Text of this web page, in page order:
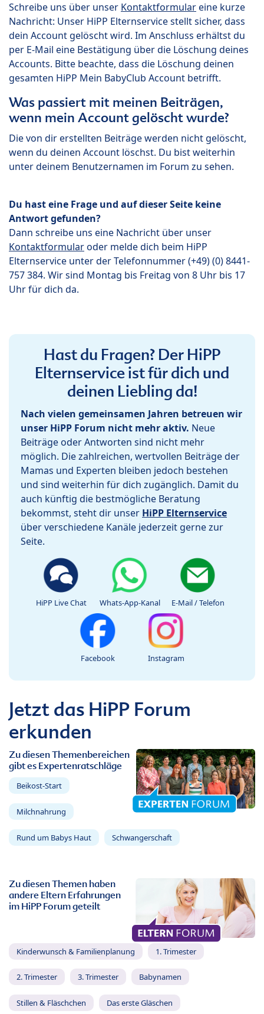
Schreibe uns über unser Kontaktformulareine kurze
Nachricht: Unser HiPP Elternservice stellt sicher, dass
dein Account gelöscht wird. Im Anschluss erhältst du
per E-Mail eine Bestätigung über die Löschung deines
Accounts. Bitte beachte, dass die Löschung deinen
gesamten HiPP Mein BabyClub Account betrifft.
Was passiert mit meinen Beiträgen,
wenn mein Account gelöscht wurde?
Die von dir erstellten Beiträge werden nicht gelöscht,
wenn du deinen Account löschst. Du bist weiterhin
unter deinem Benutzernamen im Forum zu sehen.
Du hast eine Frage und auf dieser Seite keine
Antwort gefunden?
Dann schreibe uns eine Nachricht über unser
Kontaktformularoder melde dich beim HiPP
Elternservice unter der Telefonnummer (+49) (0) 8441-
757 384. Wir sind Montag bis Freitag von 8 Uhr bis 17
Uhr für dich da.
Hast du Fragen? Der HiPP
Elternservice ist für dich und
deinen Liebling da!
Nach vielen gemeinsamen Jahren betreuen wir
unser HiPP Forum nicht mehr aktiv. Neue
Beiträge oder Antworten sind nicht mehr
möglich. Die zahlreichen, wertvollen Beiträge der
Mamas und Experten bleiben jedoch bestehen
und sind weiterhin für dich zugänglich. Damit du
auch künftig die bestmögliche Beratung
bekommst, steht dir unser HiPP Elternservice
über verschiedene Kanäle jederzeit gerne zur
Seite.
HiPP Live Chat Whats-App-Kanal E-Mail / Telefon
Facebook Instagram
Jetzt das HiPP Forum
erkunden
Zu diesen Themenbereichen
gibt es Expertenratschläge
Beikost-Start
Milchnahrung
Rund um Babys Haut Schwangerschaft
Zu diesen Themen haben
andere Eltern Erfahrungen
im HiPP Forum geteilt
Kinderwunsch & Familienplanung 1. Trimester
2. Trimester 3. Trimester Babynamen
Stillen & Fläschchen Das erste Gläschen